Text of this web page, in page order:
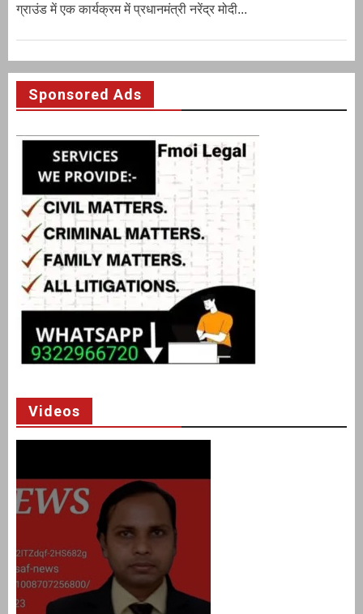
ग्राउंड में एक कार्यक्रम में प्रधानमंत्री नरेंद्र मोदी...
Sponsored Ads
Videos